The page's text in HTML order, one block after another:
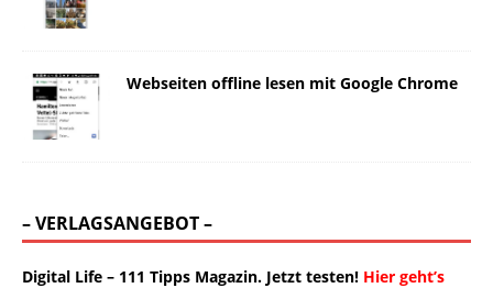
Webseiten offline lesen mit Google Chrome
– VERLAGSANGEBOT –
Digital Life – 111 Tipps Magazin. Jetzt testen! Hier geht’s